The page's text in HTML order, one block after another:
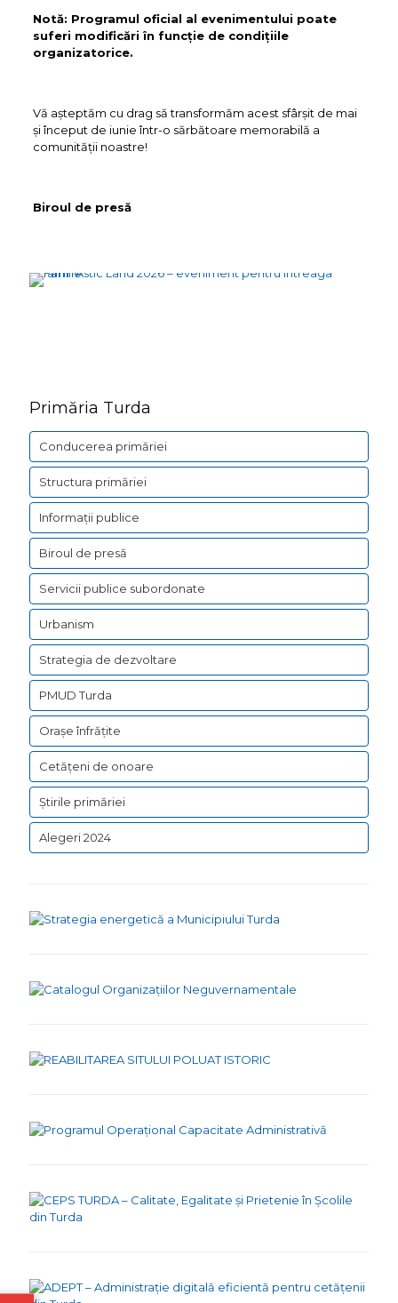
Notă: Programul oficial al evenimentului poate
suferi modificări în funcție de condițiile
organizatorice.
Vă așteptăm cu drag să transformăm acest sfârșit de mai
și început de iunie într-o sărbătoare memorabilă a
comunității noastre!
Biroul de presă
Primăria Turda
Conducerea primăriei
Structura primăriei
Informații publice
Biroul de presă
Servicii publice subordonate
Urbanism
Strategia de dezvoltare
PMUD Turda
Orașe înfrățite
Cetățeni de onoare
Știrile primăriei
Alegeri 2024